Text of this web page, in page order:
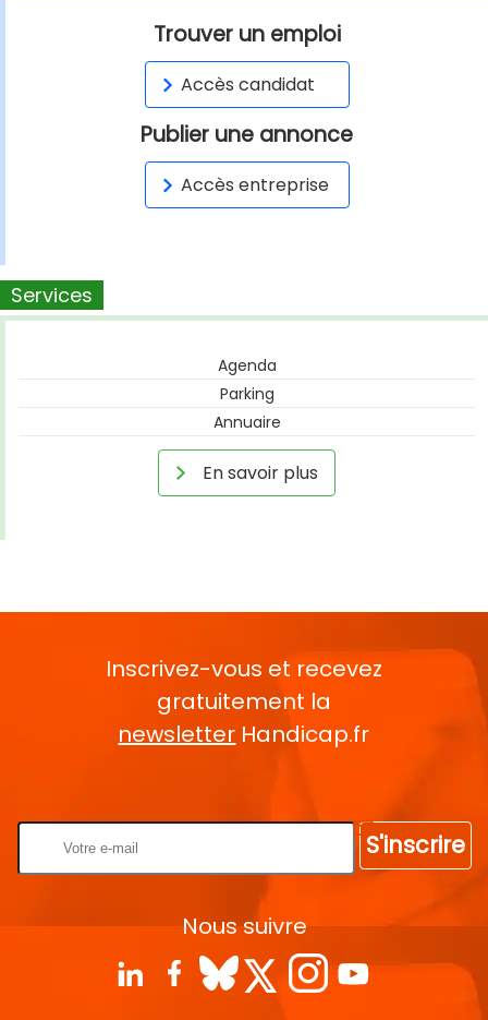
Trouver un emploi
Accès candidat
Publier une annonce
Accès entreprise
Services
Agenda
Parking
Annuaire
En savoir plus
Inscrivez-vous et recevez
gratuitement la
newsletter Handicap.fr
S'inscrire
Nous suivre